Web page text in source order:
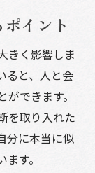
イント
きく影響しま
ると、人と会
できます。
を取り入れた
分に本当に似
す。